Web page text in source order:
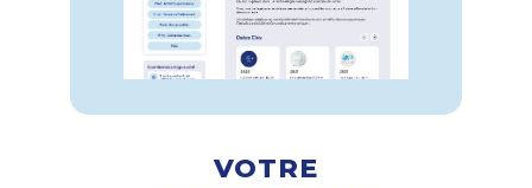
VOTRE